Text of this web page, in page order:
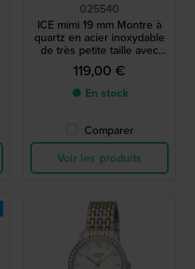
025540
ICE mimi 19 mm Montre à
quartz en acier inoxydable
de très petite taille avec
index en cristal
119,00 €
● En stock
Comparer
Voir les produits